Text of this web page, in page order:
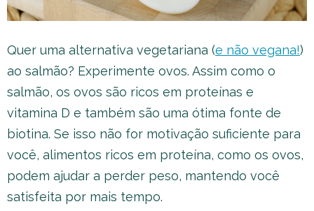
Quer uma alternativa vegetariana (e não vegana!)
ao salmão? Experimente ovos. Assim como o
salmão, os ovos são ricos em proteínas e
vitamina D e também são uma ótima fonte de
biotina. Se isso não for motivação suficiente para
você, alimentos ricos em proteína, como os ovos,
podem ajudar a perder peso, mantendo você
satisfeita por mais tempo.